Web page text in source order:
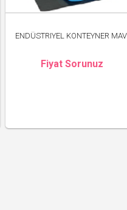
ENDÜSTRIYEL KONTEYNER
Fiyat Sorunuz